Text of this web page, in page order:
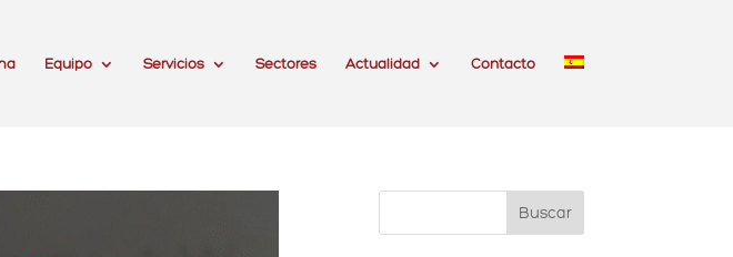
Equipo Servicios Sectores Actualidad Contacto